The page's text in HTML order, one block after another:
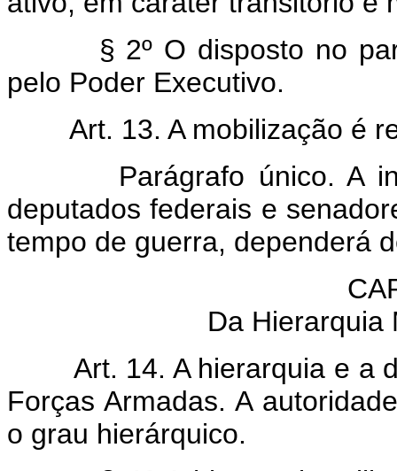
§ 2º O disposto no
pelo Poder Executivo.
Art. 13. A mobilização é
Parágrafo único. A
deputados federais e
tempo de guerra, dependerá
Da Hierarquia
Art. 14. A hierarquia e a
Forças Armadas. A
o grau hierárquico.